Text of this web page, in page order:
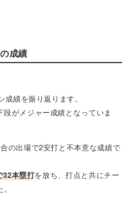
成績
成績を振り返ります。
段がメジャー成績となっていま
の出場で2安打と不本意な成績で
32本塁打を放ち、打点と共にチー